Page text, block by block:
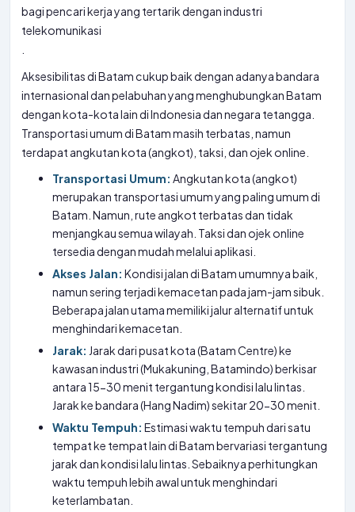
bagi pencari kerja yang tertarik dengan industri
telekomunikasi
Aksesibilitas di Batam cukup baik dengan adanya bandara
internasional dan pelabuhan yang menghubungkan Batam
dengan kota-kota lain di Indonesia dan negara tetangga.
Transportasi umum di Batam masih terbatas, namun
terdapat angkutan kota (angkot), taksi, dan ojek online.
Transportasi Umum: Angkutan kota (angkot)
merupakan transportasi umum yang paling umum di
Batam. Namun, rute angkot terbatas dan tidak
menjangkau semua wilayah. Taksi dan ojek online
tersedia dengan mudah melalui aplikasi.
Akses Jalan: Kondisi jalan di Batam umumnya baik,
namun sering terjadi kemacetan pada jam-jam sibuk.
Beberapa jalan utama memiliki jalur alternatif untuk
menghindari kemacetan.
Jarak: Jarak dari pusat kota (Batam Centre) ke
kawasan industri (Mukakuning, Batamindo) berkisar
antara 15-30 menit tergantung kondisi lalu lintas.
Jarak ke bandara (Hang Nadim) sekitar 20-30 menit.
Waktu Tempuh: Estimasi waktu tempuh dari satu
tempat ke tempat lain di Batam bervariasi tergantung
jarak dan kondisi lalu lintas. Sebaiknya perhitungkan
waktu tempuh lebih awal untuk menghindari
keterlambatan.